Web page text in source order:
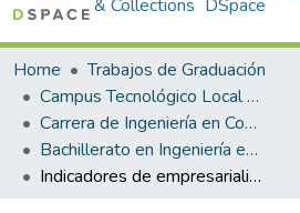
& Collections DSpace
Home
Trabajos de Graduación
Campus Tecnológico Local San Carlos
Carrera de Ingeniería en Computación
Bachillerato en Ingeniería en Computación
Indicadores de empresarialidad : una aplicación web para la medición objetiva de indicadores de desarrollo de la Región Brunca de Costa Rica 2013